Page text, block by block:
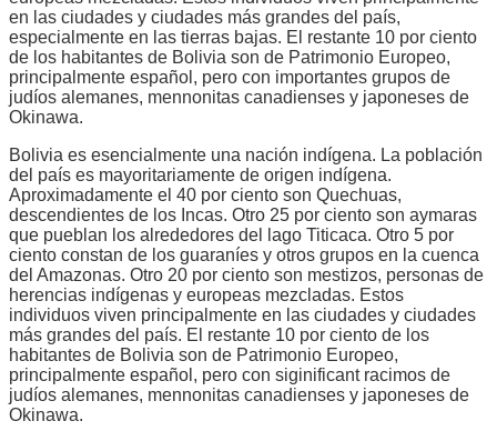
en las ciudades y ciudades más grandes del país,
especialmente en las tierras bajas. El restante 10 por ciento
de los habitantes de Bolivia son de Patrimonio Europeo,
principalmente español, pero con importantes grupos de
judíos alemanes, mennonitas canadienses y japoneses de
Okinawa.
Bolivia es esencialmente una nación indígena. La población
del país es mayoritariamente de origen indígena.
Aproximadamente el 40 por ciento son Quechuas,
descendientes de los Incas. Otro 25 por ciento son aymaras
que pueblan los alrededores del lago Titicaca. Otro 5 por
ciento constan de los guaraníes y otros grupos en la cuenca
del Amazonas. Otro 20 por ciento son mestizos, personas de
herencias indígenas y europeas mezcladas. Estos
individuos viven principalmente en las ciudades y ciudades
más grandes del país. El restante 10 por ciento de los
habitantes de Bolivia son de Patrimonio Europeo,
principalmente español, pero con siginificant racimos de
judíos alemanes, mennonitas canadienses y japoneses de
Okinawa.